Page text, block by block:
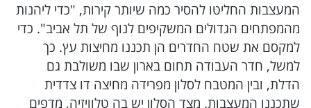
המעצבות החליטו להסיר כמה שיותר קירות, "כדי ליהנות
מהמפתחים הגדולים המשקיפים לנוף של תל אביב". כדי
למקסם את שטח החדרים הן תכננו מחיצות עץ. כך
למשל, חדר העבודה תחום בארון שבו משולבת גם
הדלת, ובין המטבח לסלון מפרידה מחיצה דו צדדית
שתכננו המעצבות. מצד הסלון יש בה טלוויזיה, מדפים